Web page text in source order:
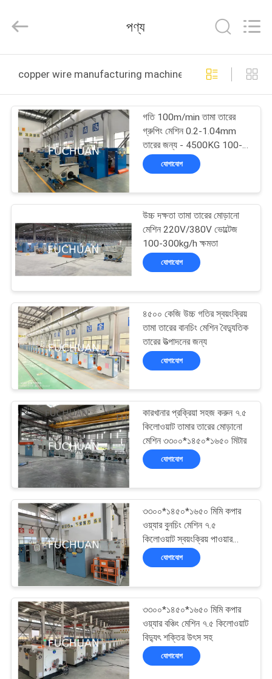
পণ্য
ভিডিও
ভিআর
শো
আমাদের
সম্পর্কে
কারখানা
পরিদর্শন
গুণমান
নিয়ন্ত্রণ
আমাদের
সাথে
যোগাযোগ
খবর
মামলা
সাইট
ম্যাপ
PRIVACY
POLICY
and
Mechanical
Rights
পণ্য
copper wire manufacturing machine অনলাইন উত্পাদন
গতি 100m/min তামা তারের
গ্রুপিং মেশিন 0.2-1.04mm
তারের জন্য - 4500KG 100-
300kg/h
যোগাযোগ
উচ্চ দক্ষতা তামা তারের মোড়ানো
মেশিন 220V/380V ভোল্টেজ
100-300kg/h ক্ষমতা
যোগাযোগ
৪৫০০ কেজি উচ্চ গতির স্বয়ংক্রিয়
তামা তারের বানচিং মেশিন বৈদ্যুতিক
তারের উত্পাদনের জন্য
যোগাযোগ
কারখানার প্রক্রিয়া সহজ করুন ৭.৫
কিলোওয়াট তামার তারের মোড়ানো
মেশিন ৩৩০০*১৪৫০*১৬৫০ মিটার
যোগাযোগ
৩৩০০*১৪৫০*১৬৫০ মিমি কপার
ওয়্যার বুনচিং মেশিন ৭.৫
কিলোওয়াট স্বয়ংক্রিয় পাওয়ার
সাপ্লাইযোগাযোগ
৩৩০০*১৪৫০*১৬৫০ মিমি কপার
ওয়্যার বঞ্চিং মেশিন ৭.৫ কিলোওয়াট
বিদ্যুৎ শক্তির উৎস সহ
যোগাযোগ